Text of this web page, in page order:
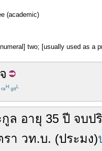
(academic)
two; [usually used as a
raH gitL
ล อายุ 35 ปี จบป
า วท.บ. (ประมง)